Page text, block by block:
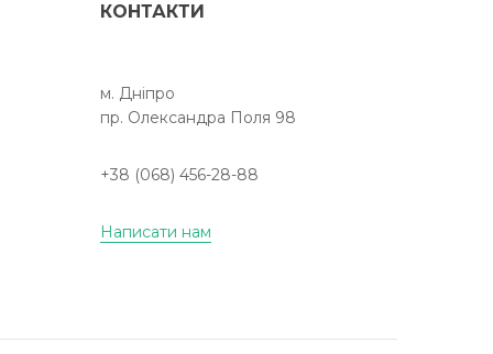
КОНТАКТИ
м. Дніпро
пр. Олександра Поля 98
+38 (068) 456-28-88
Написати нам